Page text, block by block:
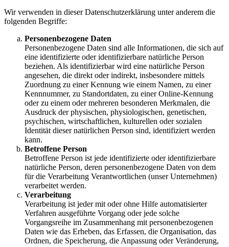
Wir verwenden in dieser Datenschutzerklärung unter anderem die
folgenden Begriffe:
Personenbezogene Daten
Personenbezogene Daten sind alle Informationen, die sich auf
eine identifizierte oder identifizierbare natürliche Person
beziehen. Als identifizierbar wird eine natürliche Person
angesehen, die direkt oder indirekt, insbesondere mittels
Zuordnung zu einer Kennung wie einem Namen, zu einer
Kennnummer, zu Standortdaten, zu einer Online-Kennung
oder zu einem oder mehreren besonderen Merkmalen, die
Ausdruck der physischen, physiologischen, genetischen,
psychischen, wirtschaftlichen, kulturellen oder sozialen
Identität dieser natürlichen Person sind, identifiziert werden
kann.
Betroffene Person
Betroffene Person ist jede identifizierte oder identifizierbare
natürliche Person, deren personenbezogene Daten von dem
für die Verarbeitung Verantwortlichen (unser Unternehmen)
verarbeitet werden.
Verarbeitung
Verarbeitung ist jeder mit oder ohne Hilfe automatisierter
Verfahren ausgeführte Vorgang oder jede solche
Vorgangsreihe im Zusammenhang mit personenbezogenen
Daten wie das Erheben, das Erfassen, die Organisation, das
Ordnen, die Speicherung, die Anpassung oder Veränderung,